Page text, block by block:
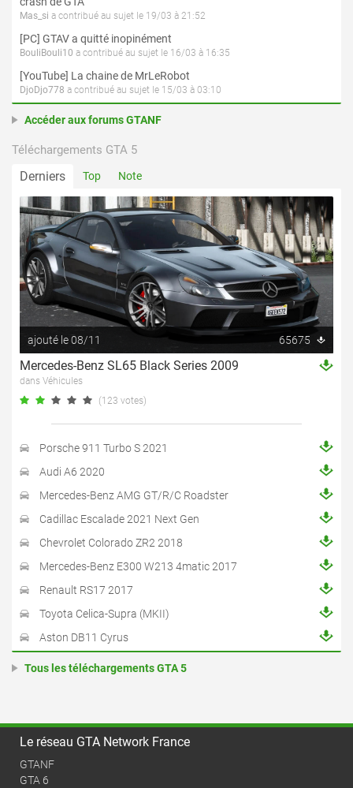
Mas_si a contribué au sujet le 19/03 à 21:52
[PC] GTAV a quitté inopinément
BouliBouli10 a contribué au sujet le 16/03 à 16:35
[YouTube] La chaine de MrLeRobot
DjoDjo778 a contribué au sujet le 15/03 à 03:10
Accéder aux forums GTANF
Téléchargements GTA 5
Derniers Top Note
ajouté le 08/11 65675
Mercedes-Benz SL65 Black Series 2009
dans Véhicules
(123 votes)
Porsche 911 Turbo S 2021
Audi A6 2020
Mercedes-Benz AMG GT/R/C Roadster
Cadillac Escalade 2021 Next Gen
Chevrolet Colorado ZR2 2018
Mercedes-Benz E300 W213 4matic 2017
Renault RS17 2017
Toyota Celica-Supra (MKII)
Aston DB11 Cyrus
Tous les téléchargements GTA 5
Le réseau GTA Network France
GTANF
GTA 6